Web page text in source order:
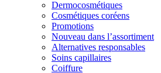
Dermocosmétiques
Cosmétiques coréens
Promotions
Nouveau dans l’assortiment
Alternatives responsables
Soins capillaires
Coiffure